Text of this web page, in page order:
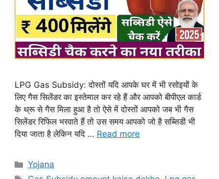
LPG Gas Subsidy: दोस्तों यदि आपके घर में भी रसोइयों के
लिए गैस सिलेंडर का इस्तेमाल कर रहे हैं और आपको बीपीएल कार्ड
के थ्रू से गैस मिला हुआ है तो ऐसे में दोस्तों आपको जब भी गैस
सिलेंडर रिफिल भरवाते हैं तो उस समय आपको जो है सब्सिडी भी
दिया जाता है लेकिन यदि … Read more
Categories
Yojana